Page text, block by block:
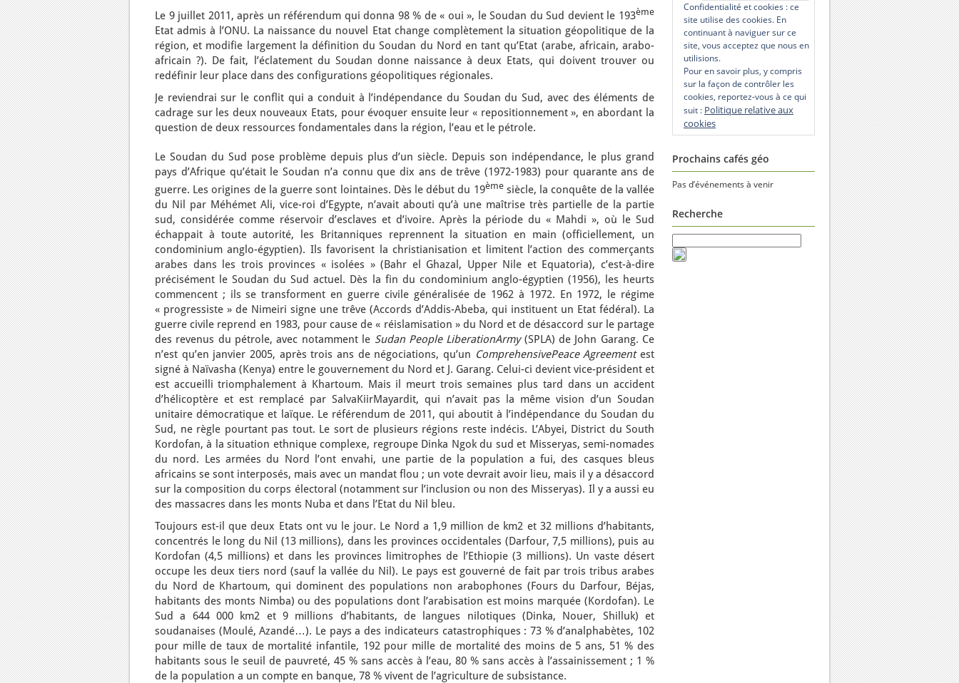
Le 9 juillet 2011, après un référendum qui donna 98 % de « oui », le Soudan du Sud devient le 193ème
Etat admis à l’ONU. La naissance du nouvel Etat change complètement la situation géopolitique de la
région, et modifie largement la définition du Soudan du Nord en tant qu’Etat (arabe, africain, arabo-
africain ?). De fait, l’éclatement du Soudan donne naissance à deux Etats, qui doivent trouver ou
redéfinir leur place dans des configurations géopolitiques régionales.
Je reviendrai sur le conflit qui a conduit à l’indépendance du Soudan du Sud, avec des éléments de
cadrage sur les deux nouveaux Etats, pour évoquer ensuite leur « repositionnement », en abordant la
question de deux ressources fondamentales dans la région, l’eau et le pétrole.
Le Soudan du Sud pose problème depuis plus d’un siècle. Depuis son indépendance, le plus grand
pays d’Afrique qu’était le Soudan n’a connu que dix ans de trêve (1972-1983) pour quarante ans de
guerre. Les origines de la guerre sont lointaines. Dès le début du 19èmesiècle, la conquête de la vallée
du Nil par Méhémet Ali, vice-roi d’Egypte, n’avait abouti qu’à une maîtrise très partielle de la partie
sud, considérée comme réservoir d’esclaves et d’ivoire. Après la période du « Mahdi », où le Sud
échappait à toute autorité, les Britanniques reprennent la situation en main (officiellement, un
condominium anglo-égyptien). Ils favorisent la christianisation et limitent l’action des commerçants
arabes dans les trois provinces « isolées » (Bahr el Ghazal, Upper Nile et Equatoria), c’est-à-dire
précisément le Soudan du Sud actuel. Dès la fin du condominium anglo-égyptien (1956), les heurts
commencent ; ils se transforment en guerre civile généralisée de 1962 à 1972. En 1972, le régime
« progressiste » de Nimeiri signe une trêve (Accords d’Addis-Abeba, qui instituent un Etat fédéral). La
guerre civile reprend en 1983, pour cause de « réislamisation » du Nord et de désaccord sur le partage
des revenus du pétrole, avec notamment le Sudan People LiberationArmy(SPLA) de John Garang. Ce
n’est qu’en janvier 2005, après trois ans de négociations, qu’un ComprehensivePeace Agreementest
signé à Naïvasha (Kenya) entre le gouvernement du Nord et J. Garang. Celui-ci devient vice-président et
est accueilli triomphalement à Khartoum. Mais il meurt trois semaines plus tard dans un accident
d’hélicoptère et est remplacé par SalvaKiirMayardit, qui n’avait pas la même vision d’un Soudan
unitaire démocratique et laïque. Le référendum de 2011, qui aboutit à l’indépendance du Soudan du
Sud, ne règle pourtant pas tout. Le sort de plusieurs régions reste indécis. L’Abyei, District du South
Kordofan, à la situation ethnique complexe, regroupe Dinka Ngok du sud et Misseryas, semi-nomades
du nord. Les armées du Nord l’ont envahi, une partie de la population a fui, des casques bleus
africains se sont interposés, mais avec un mandat flou ; un vote devrait avoir lieu, mais il y a désaccord
sur la composition du corps électoral (notamment sur l’inclusion ou non des Misseryas). Il y a aussi eu
des massacres dans les monts Nuba et dans l’Etat du Nil bleu.
Toujours est-il que deux Etats ont vu le jour. Le Nord a 1,9 million de km2 et 32 millions d’habitants,
concentrés le long du Nil (13 millions), dans les provinces occidentales (Darfour, 7,5 millions), puis au
Kordofan (4,5 millions) et dans les provinces limitrophes de l’Ethiopie (3 millions). Un vaste désert
occupe les deux tiers nord (sauf la vallée du Nil). Le pays est gouverné de fait par trois tribus arabes
du Nord de Khartoum, qui dominent des populations non arabophones (Fours du Darfour, Béjas,
habitants des monts Nimba) ou des populations dont l’arabisation est moins marquée (Kordofan). Le
Sud a 644 000 km2 et 9 millions d’habitants, de langues nilotiques (Dinka, Nouer, Shilluk) et
soudanaises (Moulé, Azandé…). Le pays a des indicateurs catastrophiques : 73 % d’analphabètes, 102
pour mille de taux de mortalité infantile, 192 pour mille de mortalité des moins de 5 ans, 51 % des
habitants sous le seuil de pauvreté, 45 % sans accès à l’eau, 80 % sans accès à l’assainissement ; 1 %
de la population a un compte en banque, 78 % vivent de l’agriculture de subsistance.
Confidentialité et cookies : ce
site utilise des cookies. En
continuant à naviguer sur ce
site, vous acceptez que nous en
utilisions.
Pour en savoir plus, y compris
sur la façon de contrôler les
cookies, reportez-vous à ce qui
suit : Politique relative aux
cookies
Prochains cafés géo
Pas d’événements à venir
Recherche